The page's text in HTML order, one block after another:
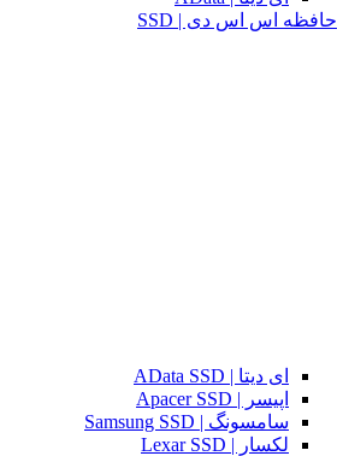
حافظه اس اس دی | SSD
ای دیتا | AData SSD
اپیسر | Apacer SSD
سامسونگ | Samsung SSD
لکسار | Lexar SSD